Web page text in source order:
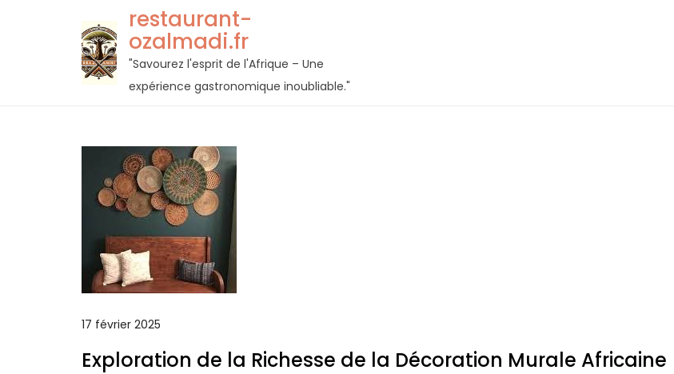
restaurant-
ozalmadi.fr
"Savourez l'esprit de l'Afrique – Une
expérience gastronomique inoubliable."
17 février 2025
Exploration de la Richesse de la Décoration Murale Africaine